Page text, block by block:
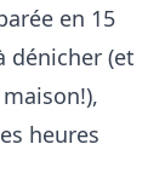
en 15
dénicher (et
heures